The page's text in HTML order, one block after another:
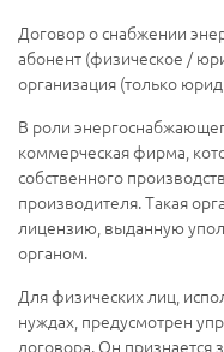
Договор о снабжении
абонент (физическое /
организация (только
В роли
коммерческая фирма,
собственного
производителя. Такая
лицензию, выданную
органом.
Для физических лиц,
нуждах, предусмотрен
договора. Он признается